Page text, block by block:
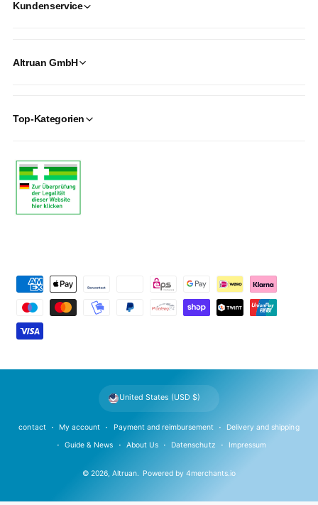
Kundenservice
Altruan GmbH
Top-Kategorien
m
n
© 2026,Altruan. Powered by 4merchants.io
contact My account Payment and reimbursement Delivery and shipping
Guide & News About Us Datenschutz Impressum
United States (USD $)